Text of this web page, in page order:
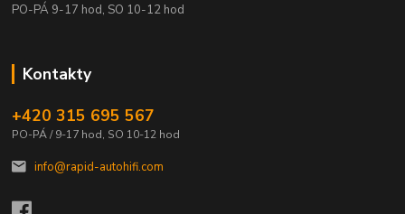
PO-PÁ 9-17 hod, SO 10-12 hod
Kontakty
+420 315 695 567
PO-PÁ / 9-17 hod, SO 10-12 hod
info@rapid-autohifi.com